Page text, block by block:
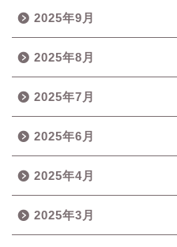
2025年9月
2025年8月
2025年7月
2025年6月
2025年4月
2025年3月